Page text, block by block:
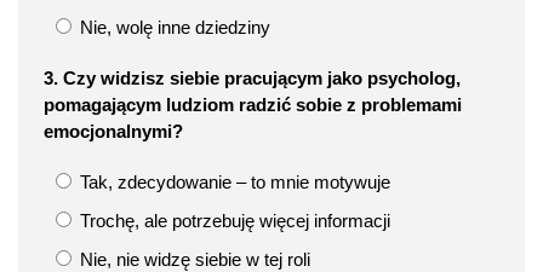
Nie, wolę inne dziedziny
3. Czy widzisz siebie pracującym jako psycholog,
pomagającym ludziom radzić sobie z problemami
emocjonalnymi?
Tak, zdecydowanie – to mnie motywuje
Trochę, ale potrzebuję więcej informacji
Nie, nie widzę siebie w tej roli